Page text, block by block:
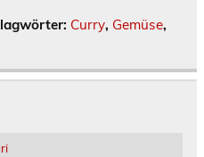
Curry, Gemüse,